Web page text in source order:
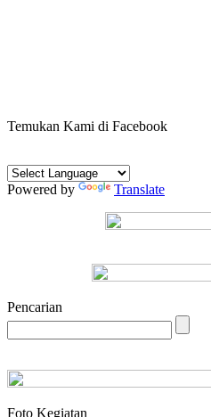
Temukan Kami di Facebook
Powered by Translate
Pencarian
Foto Kegiatan